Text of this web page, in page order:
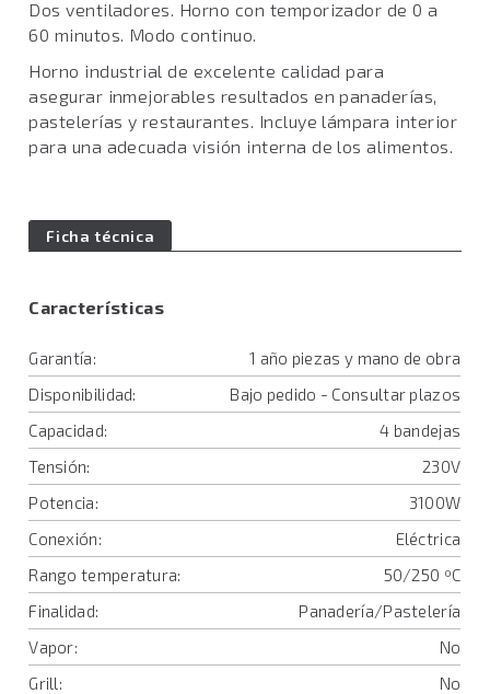
Dos ventiladores. Horno con temporizador de 0 a
60 minutos. Modo continuo.
Horno industrial de excelente calidad para
asegurar inmejorables resultados en panaderías,
pastelerías y restaurantes. Incluye lámpara interior
para una adecuada visión interna de los alimentos.
Ficha técnica
Características
Garantía:
1 año piezas y mano de obra
Disponibilidad:
Bajo pedido - Consultar plazos
Capacidad:
4 bandejas
Tensión:
230V
Potencia:
3100W
Conexión:
Eléctrica
Rango temperatura:
50/250 ºC
Finalidad:
Panadería/Pastelería
Vapor:
No
Grill:
No